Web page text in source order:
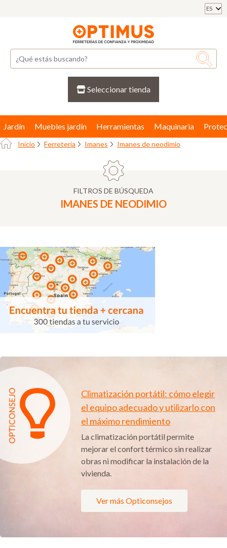
ES
Seleccionar tienda
Jardín Muebles jardín Herramientas Maquinaria
Inicio Ferretería Imanes Imanes de neodimio
FILTROS DE BÚSQUEDA
IMANES DE NEODIMIO
Climatización portátil: cómo elegir
el equipo adecuado y utilizarlo con
el máximo rendimiento
La climatización portátil permite
mejorar el confort térmico sin realizar
obras ni modificar la instalación de la
vivienda.
Ver más Opticonsejos